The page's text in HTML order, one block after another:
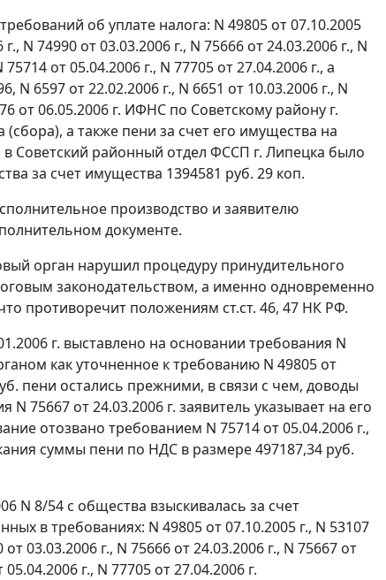
об уплате налога: N 49805 от 07.10.2005
N 74990 от 03.03.2006 г., N 75666 от 24.03.2006 г., N
от 05.04.2006 г., N 77705 от 27.04.2006 г., а
N 6597 от 22.02.2006 г., N 6651 от 10.03.2006 г., N
от 06.05.2006 г. ИФНС по Советскому району г.
а также пени за счет его имущества на
Советский районный отдел ФССП г. Липецка было
за счет имущества 1394581 руб. 29 коп.
производство и заявителю
документе.
орган нарушил процедуру принудительного
законодательством, а именно одновременно
противоречит положениям ст.ст. 46, 47 НК РФ.
г. выставлено на основании требования N
как уточненное к требованию N 49805 от
пени остались прежними, в связи с чем, доводы
75667 от 24.03.2006 г. заявитель указывает на его
отозвано требованием N 75714 от 05.04.2006 г.,
суммы пени по НДС в размере 497187,34 руб.
N 8/54 с общества взыскивалась за счет
в требованиях: N 49805 от 07.10.2005 г., N 53107
03.03.2006 г., N 75666 от 24.03.2006 г., N 75667 от
г., N 77705 от 27.04.2006 г.